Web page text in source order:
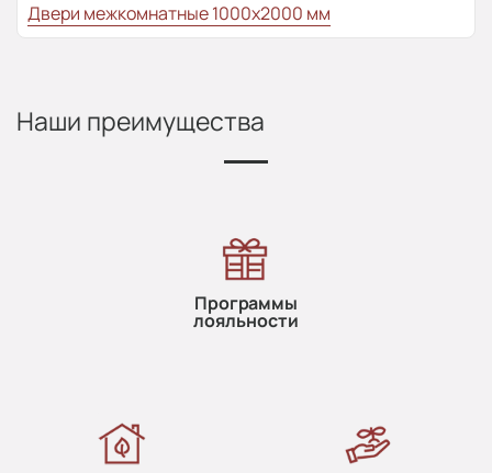
Двери межкомнатные 1000х2000 мм
Наши преимущества
Программы
лояльности